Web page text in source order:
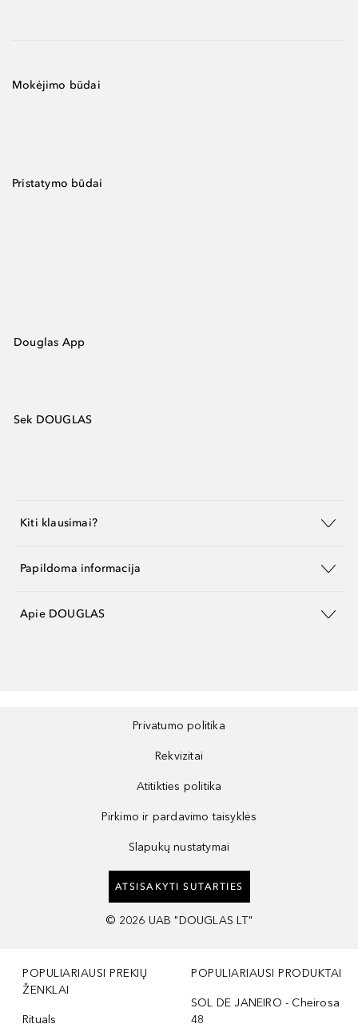
Mokėjimo būdai
Pristatymo būdai
Douglas App
Sek DOUGLAS
Kiti klausimai?
Papildoma informacija
Apie DOUGLAS
Privatumo politika
Rekvizitai
Atitikties politika
Pirkimo ir pardavimo taisyklės
Slapukų nustatymai
ATSISAKYTI SUTARTIES
© 2026 UAB "DOUGLAS LT"
POPULIARIAUSI PREKIŲ
ŽENKLAI
Rituals
POPULIARIAUSI PRODUKTAI
SOL DE JANEIRO - Cheirosa
48